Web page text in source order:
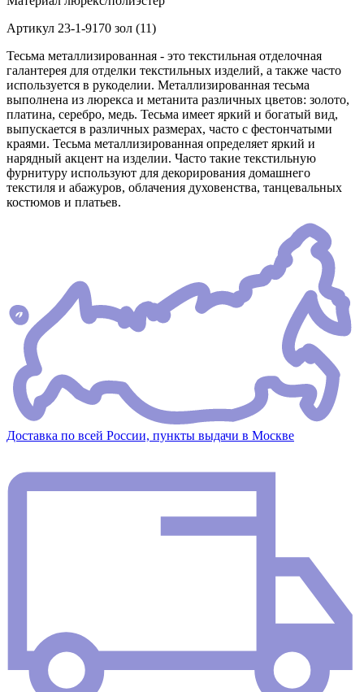
Артикул 23-1-9170 зол (11)
Тесьма металлизированная - это текстильная отделочная
галантерея для отделки текстильных изделий, а также часто
используется в рукоделии. Металлизированная тесьма
выполнена из люрекса и метанита различных цветов: золото,
платина, серебро, медь. Тесьма имеет яркий и богатый вид,
выпускается в различных размерах, часто с фестончатыми
краями. Тесьма металлизированная определяет яркий и
нарядный акцент на изделии. Часто такие текстильную
фурнитуру используют для декорирования домашнего
текстиля и абажуров, облачения духовенства, танцевальных
костюмов и платьев.
Доставка по всей России, пункты выдачи в Москве